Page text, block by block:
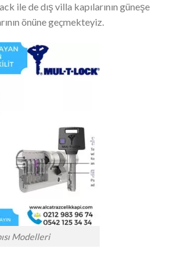
ile de dış villa kapılarının güneşe
önüne geçmekteyiz.
Modelleri